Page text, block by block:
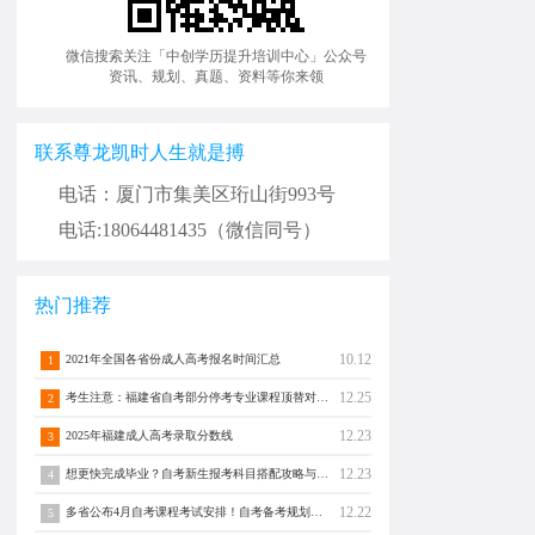
微信搜索关注「中创学历提升培训中心」公众号
资讯、规划、真题、资料等你来领
联系尊龙凯时人生就是搏
电话：厦门市集美区珩山街993号
电话:18064481435（微信同号）
热门推荐
1 2021年全国各省份成人高考报名时间汇总 10.12
2 12.25
3 2025年福建成人高考录取分数线 12.23
4 12.23
5 12.22